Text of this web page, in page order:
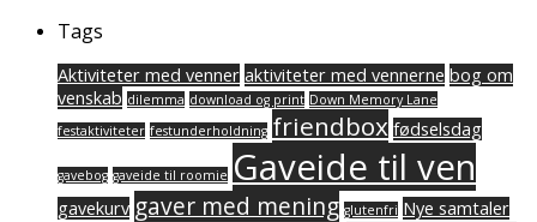
Tags
Aktiviteter med venner aktiviteter med vennerne bog om
venskab dilemma download og print Down Memory Lane
festaktiviteter festunderholdning friendbox fødselsdag
gavebog gaveide til roomie Gaveide til ven
gavekurv gaver med mening glutenfri Nye samtaler